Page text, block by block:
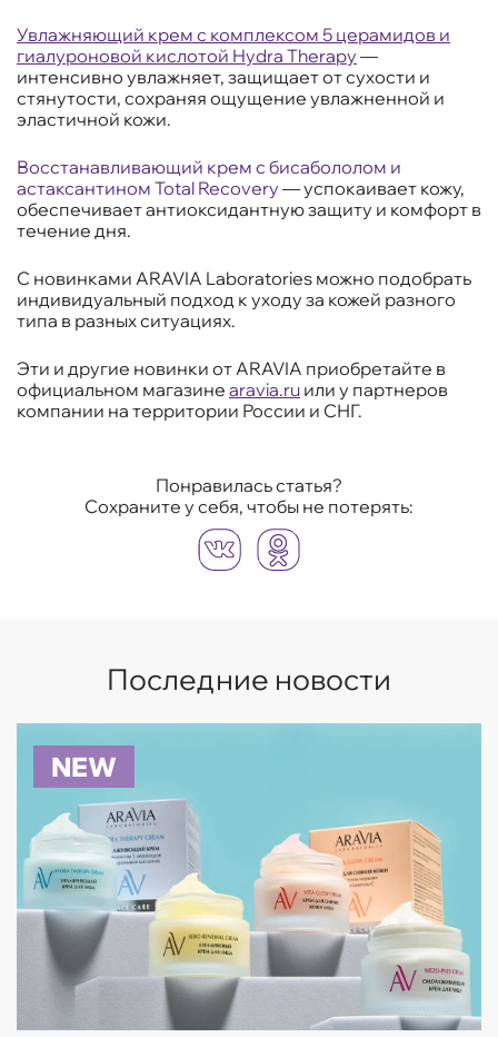
Увлажняющий крем с комплексом 5 церамидов и
гиалуроновой кислотой Hydra Therapy —
интенсивно увлажняет, защищает от сухости и
стянутости, сохраняя ощущение увлажненной и
эластичной кожи.
Восстанавливающий крем с бисабололом и
астаксантином Total Recovery — успокаивает кожу,
обеспечивает антиоксидантную защиту и комфорт в
течение дня.
С новинками ARAVIA Laboratories можно подобрать
индивидуальный подход к уходу за кожей разного
типа в разных ситуациях.
Эти и другие новинки от ARAVIA приобретайте в
официальном магазине aravia.ru или у партнеров
компании на территории России и СНГ.
Понравилась статья?
Сохраните у себя, чтобы не потерять:
Последние новости
NEW